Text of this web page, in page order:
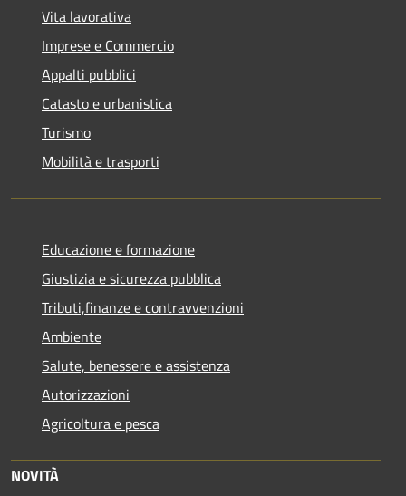
Vita lavorativa
Imprese e Commercio
Appalti pubblici
Catasto e urbanistica
Turismo
Mobilità e trasporti
Educazione e formazione
Giustizia e sicurezza pubblica
Tributi,finanze e contravvenzioni
Ambiente
Salute, benessere e assistenza
Autorizzazioni
Agricoltura e pesca
NOVITÀ